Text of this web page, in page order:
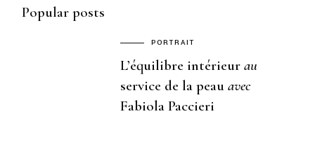
Popular posts
PORTRAIT
L’équilibre intérieurau
service de la peauavec
Fabiola Paccieri